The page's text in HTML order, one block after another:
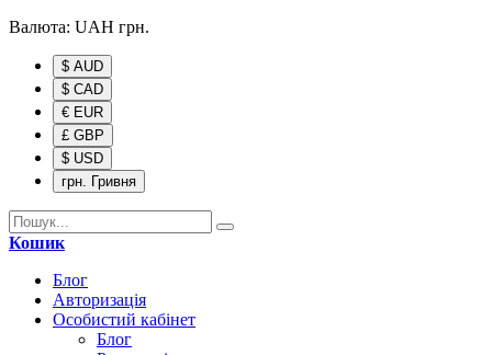
Валюта: UAH грн.
$ AUD
$ CAD
€ EUR
£ GBP
$ USD
грн. Гривня
Кошик
Блог
Авторизація
Особистий кабінет
Блог